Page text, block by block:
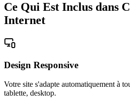
Ce Qui Est Inclus dans
Internet
Design Responsive
Votre site s'adapte automatiquement à
tablette, desktop.